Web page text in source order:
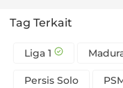
Tag Terkait
Liga 1
Persis Solo